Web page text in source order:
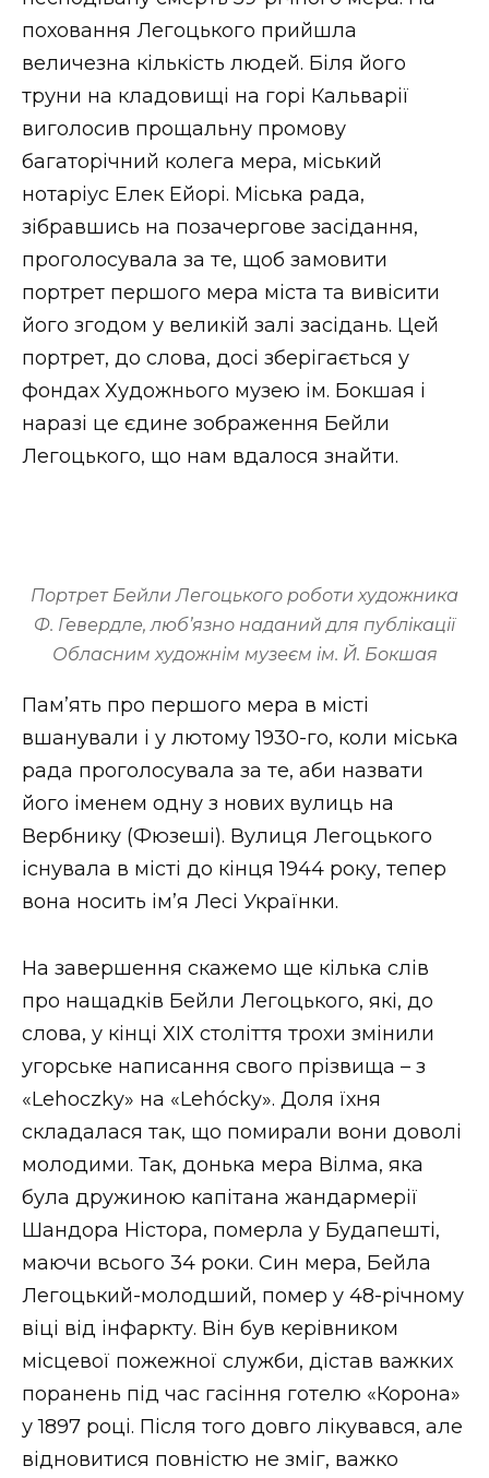
поховання Легоцького прийшла
величезна кількість людей. Біля його
труни на кладовищі на горі Кальварії
виголосив прощальну промову
багаторічний колега мера, міський
нотаріус Елек Ейорі. Міська рада,
зібравшись на позачергове засідання,
проголосувала за те, щоб замовити
портрет першого мера міста та вивісити
його згодом у великій залі засідань. Цей
портрет, до слова, досі зберігається у
фондах Художнього музею ім. Бокшая і
наразі це єдине зображення Бейли
Легоцького, що нам вдалося знайти.
Портрет Бейли Легоцького роботи художника
Ф. Гевердле, люб’язно наданий для публікації
Обласним художнім музеєм ім. Й. Бокшая
Пам’ять про першого мера в місті
вшанували і у лютому 1930-го, коли міська
рада проголосувала за те, аби назвати
його іменем одну з нових вулиць на
Вербнику (Фюзеші). Вулиця Легоцького
існувала в місті до кінця 1944 року, тепер
вона носить ім’я Лесі Українки.
На завершення скажемо ще кілька слів
про нащадків Бейли Легоцького, які, до
слова, у кінці ХІХ століття трохи змінили
угорське написання свого прізвища – з
«Lehoczky» на «Lehócky». Доля їхня
складалася так, що помирали вони доволі
молодими. Так, донька мера Вілма, яка
була дружиною капітана жандармерії
Шандора Ністора, померла у Будапешті,
маючи всього 34 роки. Син мера, Бейла
Легоцький-молодший, помер у 48-річному
віці від інфаркту. Він був керівником
місцевої пожежної служби, дістав важких
поранень під час гасіння готелю «Корона»
у 1897 році. Після того довго лікувався, але
відновитися повністю не зміг, важко